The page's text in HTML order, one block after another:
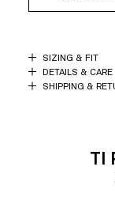
SIZING & FIT
DETAILS & CARE
SHIPPING &
TI